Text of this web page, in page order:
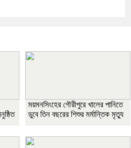
ময়মনসিংহের গৌরীপুরে খালের পানিতে
ডুবে তিন বছরের শিশুর মর্মান্তিক মৃত্যু